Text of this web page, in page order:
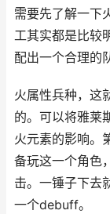
需要先了解一下
工其实都是比较
配出一个合理的
火属性兵种，这
的。可以将雅莱
火元素的影响。
备玩这一个角色
击。一锤子下去
一个debuff。